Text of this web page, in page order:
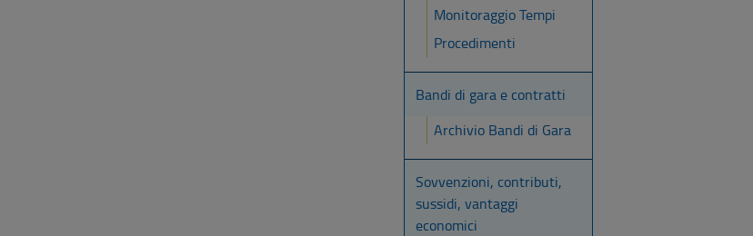
Monitoraggio Tempi
Procedimenti
Bandi di gara e contratti
Archivio Bandi di Gara
Sovvenzioni, contributi,
sussidi, vantaggi
economici